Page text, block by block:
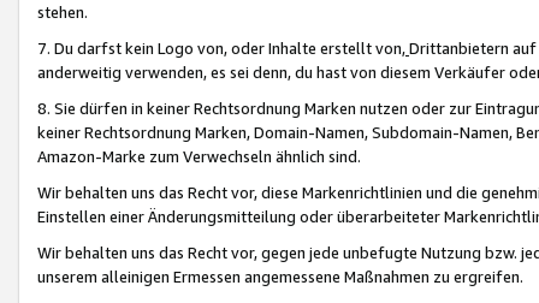
stehen.
7. Du darfst kein Logo von, oder Inhalte erstellt von,Drittanbietern auf
anderweitig verwenden, es sei denn, du hast von diesem Verkäufer
8. Sie dürfen in keiner Rechtsordnung Marken nutzen oder zur
keiner Rechtsordnung Marken, Domain-Namen, Subdomain-Namen,
Amazon-Marke zum Verwechseln ähnlich sind.
Wir behalten uns das Recht vor, diese Markenrichtlinien und die
Einstellen einer Änderungsmitteilung oder überarbeiteter
Wir behalten uns das Recht vor, gegen jede unbefugte Nutzung bzw.
unserem alleinigen Ermessen angemessene Maßnahmen zu ergreifen.